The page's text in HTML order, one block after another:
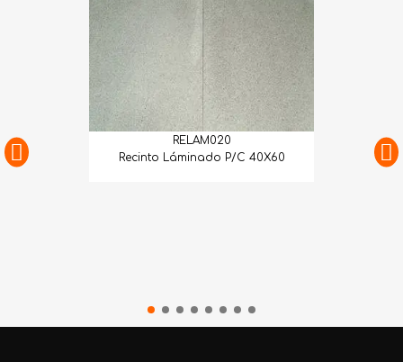
RELAM020
Recinto Láminado P/C 40X60